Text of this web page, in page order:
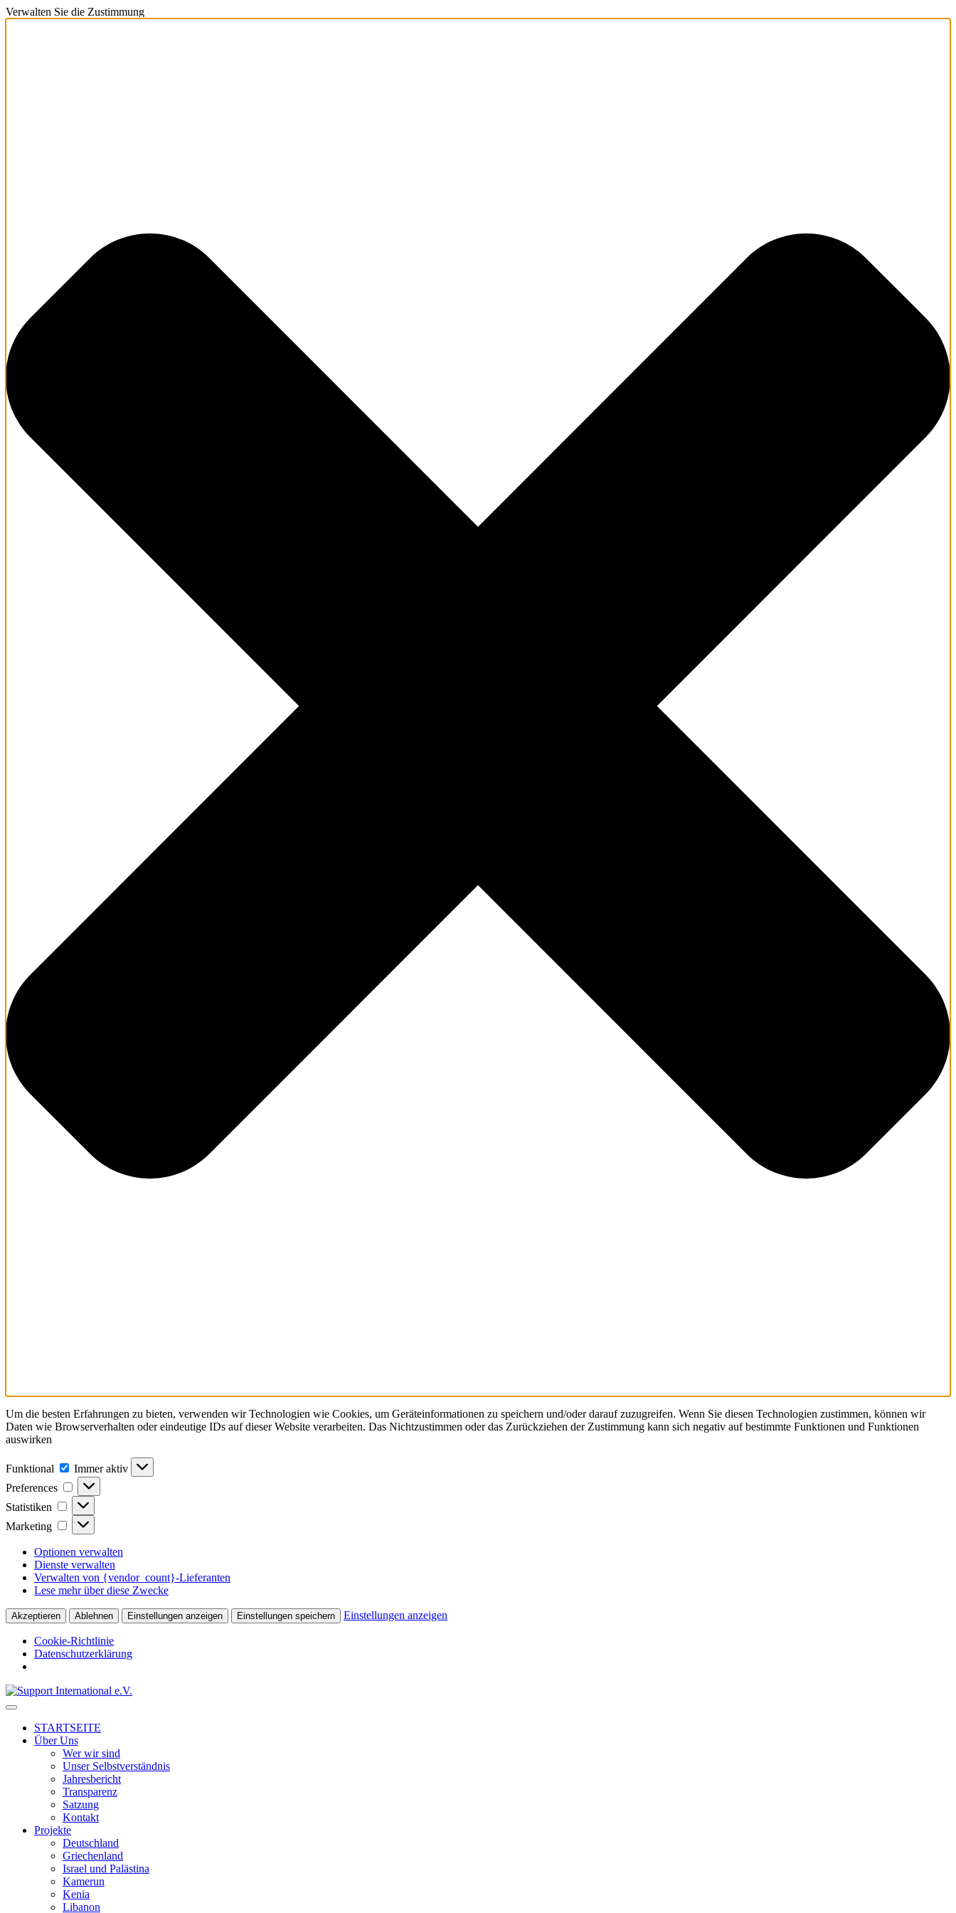
Verwalten Sie die Zustimmung
Um die besten Erfahrungen zu bieten, verwenden wir Technologien wie Cookies, um Geräteinformationen zu speichern und/oder darauf zuzugreifen. Wenn Sie diesen Technologien zustimmen, können wir
Daten wie Browserverhalten oder eindeutige IDs auf dieser Website verarbeiten. Das Nichtzustimmen oder das Zurückziehen der Zustimmung kann sich negativ auf bestimmte Funktionen und Funktionen
auswirken
Funktional Funktional
Immer aktiv
Preferences
Preferences
Statistiken Statistiken
Marketing Marketing
Optionen verwalten
Dienste verwalten
Verwalten von {vendor_count}-Lieferanten
Lese mehr über diese Zwecke
Akzeptieren Ablehnen Einstellungen anzeigen Einstellungen speichern Einstellungen anzeigen
Cookie-Richtlinie
Datenschutzerklärung
↓
Skip
Main
Content
STARTSEITE
Über Uns
Wer wir sind
Unser Selbstverständnis
Jahresbericht
Transparenz
Satzung
Kontakt
Projekte
Deutschland
Griechenland
Israel und Palästina
Kamerun
Kenia
Libanon